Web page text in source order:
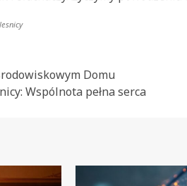
Domu
Wspólnota pełna serca